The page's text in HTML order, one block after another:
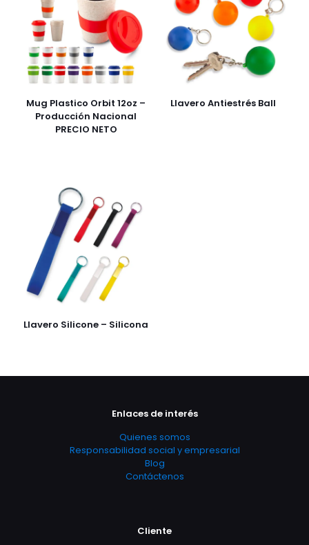
Mug Plastico Orbit 12oz –
Producción Nacional
PRECIO NETO
Llavero Antiestrés Ball
Llavero Silicone – Silicona
Enlaces de interés
Quienes somos
Responsabilidad social y empresarial
Blog
Contáctenos
Cliente